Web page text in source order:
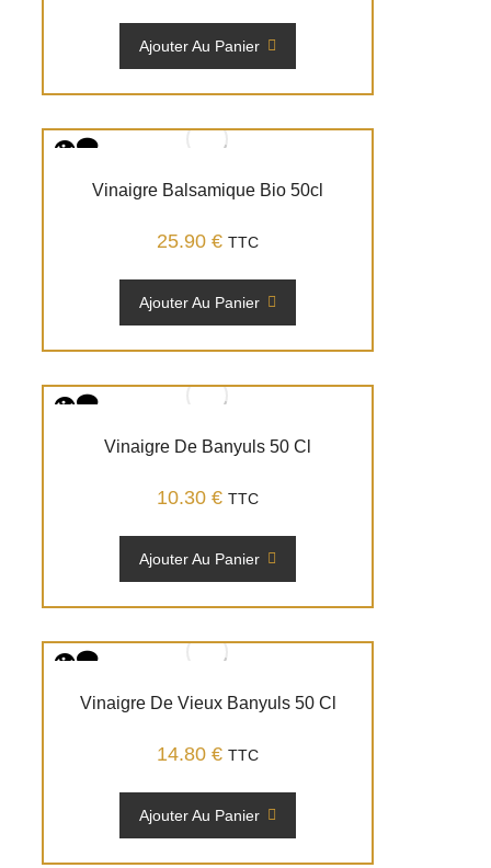
Ajouter Au Panier
Vinaigre Balsamique Bio 50cl
25.90€ TTC
Ajouter Au Panier
Vinaigre De Banyuls 50 Cl
10.30€ TTC
Ajouter Au Panier
Vinaigre De Vieux Banyuls 50 Cl
14.80€ TTC
Ajouter Au Panier